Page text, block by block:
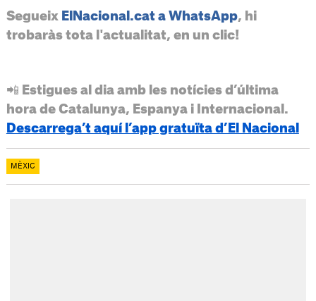
Segueix ElNacional.cat a WhatsApp, hi
trobaràs tota l'actualitat, en un clic!
📲 Estigues al dia amb les notícies d’última
hora de Catalunya, Espanya i Internacional.
Descarrega’t aquí l’app gratuïta d’El Nacional
MÈXIC